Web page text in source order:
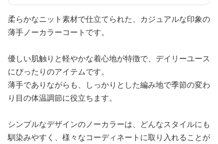
柔らかなニット素材で仕立てられた、カジュアルな印象の
薄手ノーカラーコートです。
優しい肌触りと軽やかな着心地が特徴で、デイリーユース
にぴったりのアイテムです。
薄手でありながらも、しっかりとした編み地で季節の変わ
り目の体温調節に役立ちます。
シンプルなデザインのノーカラーは、どんなスタイルにも
馴染みやすく、様々なコーディネートに取り入れることが